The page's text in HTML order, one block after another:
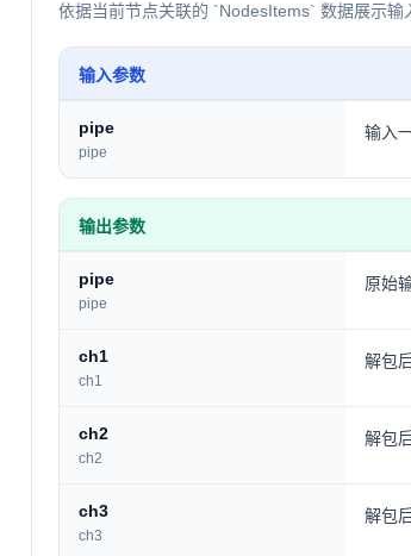
依据当前节点关联的 `NodesItems` 数据展示输
输入参数
pipe
pipe
输入
输出参数
pipe
pipe
原始
ch1
ch1
解包
ch2
ch2
解包
ch3
ch3
解包